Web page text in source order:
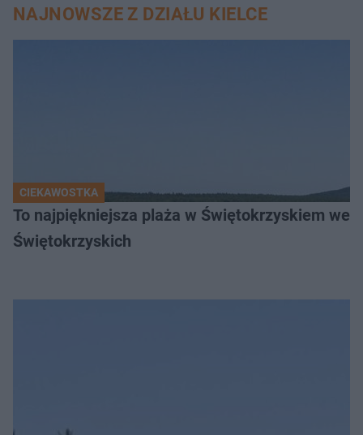
NAJNOWSZE Z DZIAŁU KIELCE
CIEKAWOSTKA
To najpiękniejsza plaża w Świętokrzyskiem
Świętokrzyskich